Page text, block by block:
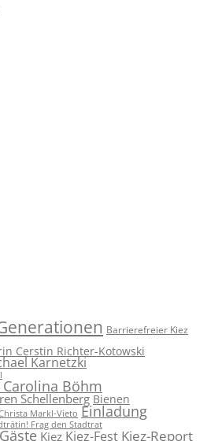
Barrierefreier Kiez
Cerstin Richter-Kotowski
Karnetzki
Böhm
Schellenberg Bienen
Markl-Vieto Einladung
Frag den Stadtrat
Gäste Kiez Kiez-Fest Kiez-Report